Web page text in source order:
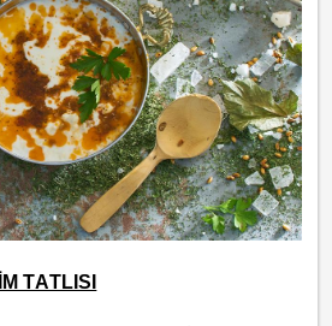
TATLISI